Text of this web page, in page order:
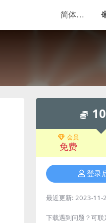
10
会员
免费
登录
最近更新: 2023-11-
下载遇到问题？可